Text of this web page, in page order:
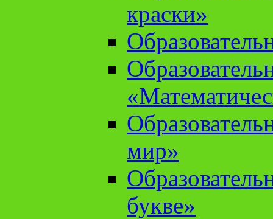
краски»
мир»
букве»